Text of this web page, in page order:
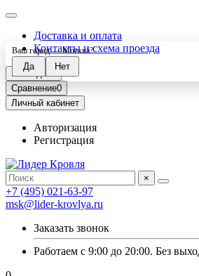
Доставка и оплата
Контакты и схема проезда
Закладки0
Сравнение0
Личный кабинет
Авторизация
Регистрация
×
+7 (495) 021-63-97
msk@lider-krovlya.ru
Заказать звонок
Работаем с 9:00 до 20:00. Без
Ваш город —Москва?